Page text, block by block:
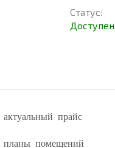
Статус:
Доступен
актуальный прайс
планы помещений